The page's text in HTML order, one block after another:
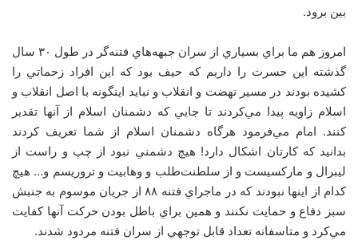
بين برود.
امروز هم ما براي بسياري از سران جبهه‌هاي فتنه‌گر در طول ۳۰ سال
گذشته اين حسرت را داريم که حيف بود که اين افراد زحماتي را
کشيده بودند در مسير نهضت و انقلاب و نبايد اينگونه با اصل انقلاب و
اسلام زاويه پيدا مي‌کردند تا جايي که دشمنان اسلام از آنها تقدير
کنند. امام مي‌فرمود هرگاه دشمنان اسلام از شما تعريف ‌کردند
بدانيد که کارتان اشکال دارد! هيچ دشمني نبود از چپ و راست از
ليبرال و مارکسيست و از سلطنت‌طلب و وهابيت و تروريسم و… هيچ
کدام از اينها نبودند که در ماجراي فتنه ۸۸ از جريان موسوم به جنبش
سبز دفاع و حمايت نکنند و همين براي باطل بودن حرکت آنها کفايت
مي‌کرد و متاسفانه تعداد قابل توجهي از سران فتنه مردود شدند.